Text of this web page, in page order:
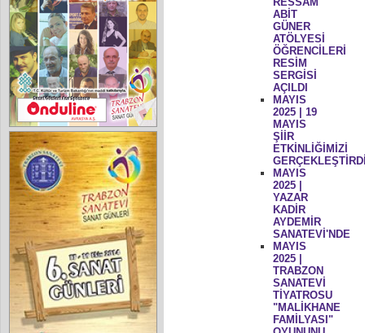
ABİT
GÜNER
ATÖLYESİ
ÖĞRENCİLERİ
RESİM
SERGİSİ
AÇILDI
MAYIS
2025 | 19
MAYIS
ŞİİR
ETKİNLİĞİMİZİ
MAYIS
2025 |
YAZAR
KADİR
AYDEMİR
SANATEVİ'NDE
MAYIS
2025 |
TRABZON
SANATEVİ
TİYATROSU
"MALİKHANE
FAMİLYASI"